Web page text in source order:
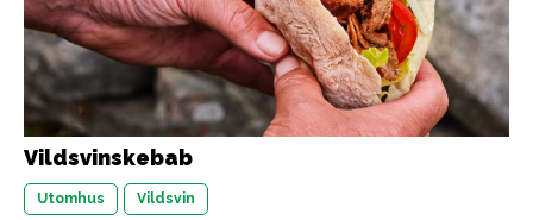
Vildsvinskebab
Utomhus Vildsvin